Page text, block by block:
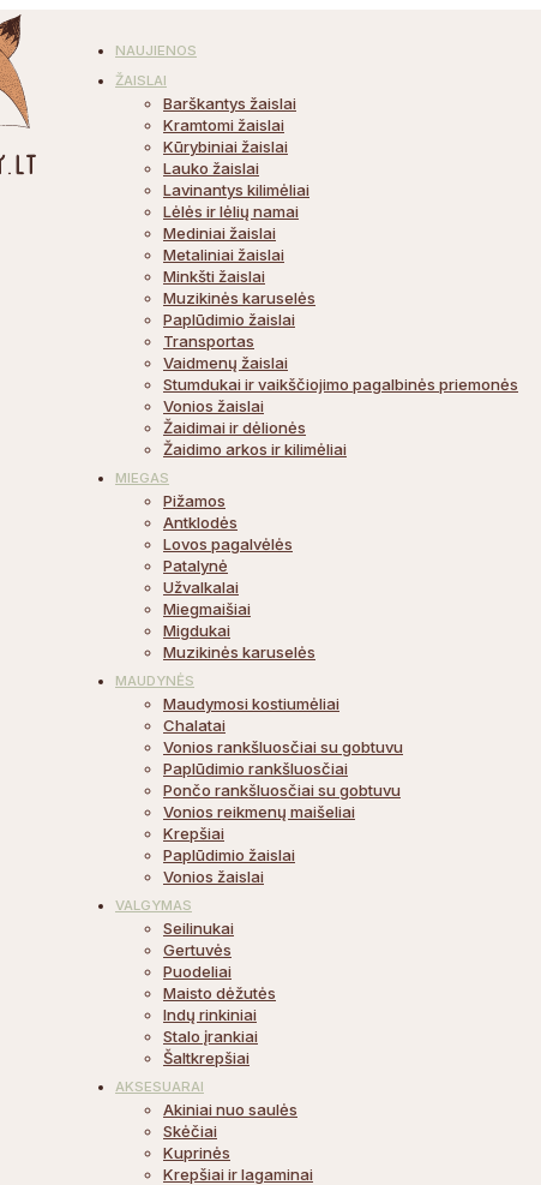
NAUJIENOS
ŽAISLAI
Barškantys žaislai
Kramtomi žaislai
Kūrybiniai žaislai
Lauko žaislai
Lavinantys kilimėliai
Lėlės ir lėlių namai
Mediniai žaislai
Metaliniai žaislai
Minkšti žaislai
Muzikinės karuselės
Paplūdimio žaislai
Transportas
Vaidmenų žaislai
Stumdukai ir vaikščiojimo pagalbinės priemonės
Vonios žaislai
Žaidimai ir dėlionės
Žaidimo arkos ir kilimėliai
MIEGAS
Pižamos
Antklodės
Lovos pagalvėlės
Patalynė
Užvalkalai
Miegmaišiai
Migdukai
Muzikinės karuselės
MAUDYNĖS
Maudymosi kostiumėliai
Chalatai
Vonios rankšluosčiai su gobtuvu
Paplūdimio rankšluosčiai
Pončo rankšluosčiai su gobtuvu
Vonios reikmenų maišeliai
Krepšiai
Paplūdimio žaislai
Vonios žaislai
VALGYMAS
Seilinukai
Gertuvės
Puodeliai
Maisto dėžutės
Indų rinkiniai
Stalo įrankiai
Šaltkrepšiai
AKSESUARAI
Akiniai nuo saulės
Skėčiai
Kuprinės
Krepšiai ir lagaminai